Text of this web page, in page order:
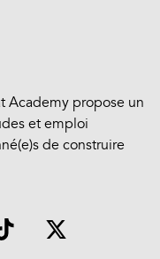
Academy propose un
et emploi
de construire